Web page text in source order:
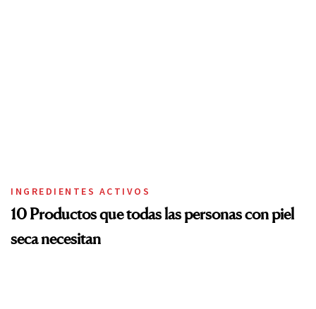
INGREDIENTES ACTIVOS
10 Productos que todas las personas con piel
seca necesitan